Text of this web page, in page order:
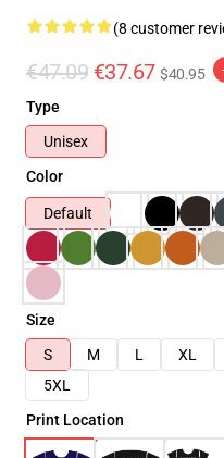
(8 customer
€47.09 €37.67 $40.95
Type
Unisex
Color
Default
Size
S
M L XL
5XL
Print Location